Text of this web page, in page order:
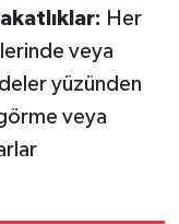
Her
veya
yüzünden
veya